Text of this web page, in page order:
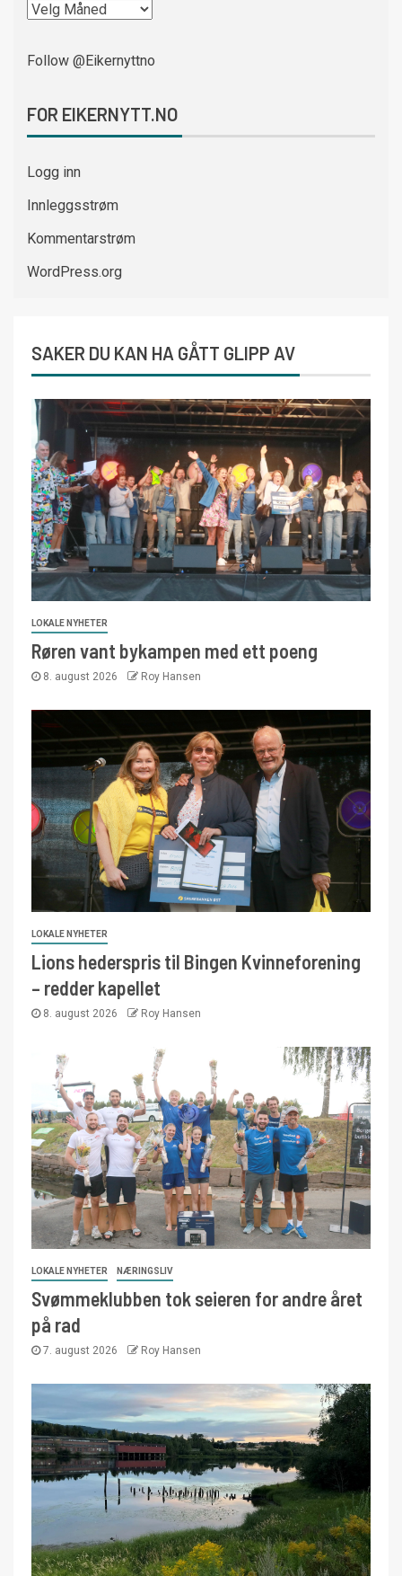
Follow @Eikernyttno
FOR EIKERNYTT.NO
Logg inn
Innleggsstrøm
Kommentarstrøm
WordPress.org
SAKER DU KAN HA GÅTT GLIPP AV
LOKALE NYHETER
Røren vant bykampen med ett poeng
8. august 2026 Roy Hansen
LOKALE NYHETER
Lions hederspris til Bingen Kvinneforening
– redder kapellet
8. august 2026 Roy Hansen
LOKALE NYHETER NÆRINGSLIV
Svømmeklubben tok seieren for andre året
på rad
7. august 2026 Roy Hansen